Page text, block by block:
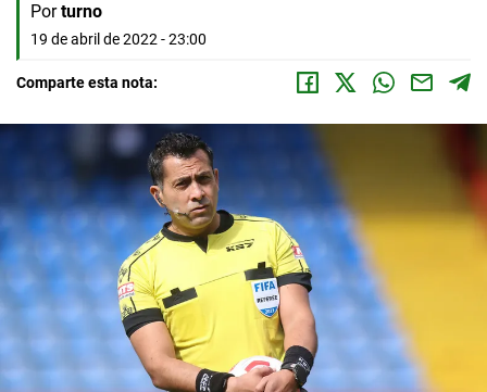
Por turno
19 de abril de 2022 - 23:00
Comparte esta nota: